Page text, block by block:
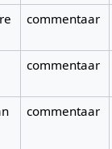
commentaar
commentaar
commentaar